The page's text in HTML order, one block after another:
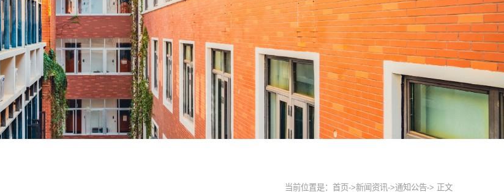
当前位置是： 首页->新闻资讯->通知公告-> 正文